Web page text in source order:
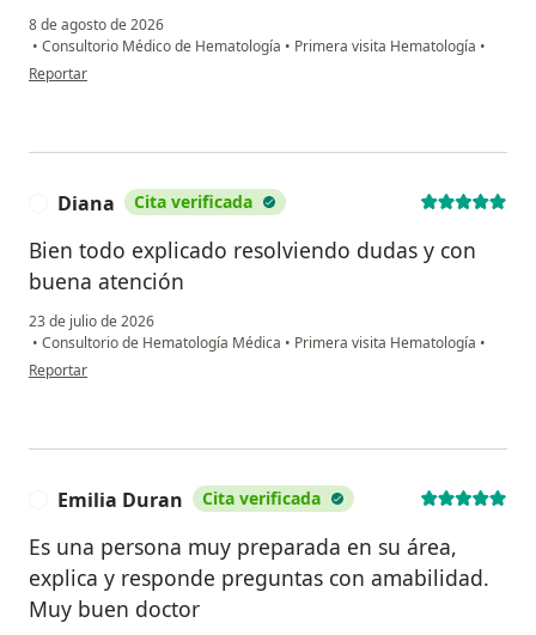
8 de agosto de 2026
• Consultorio Médico de Hematología • Primera visita Hematología •
en opinión del usuario Irais
Reportar
Diana Cita verificada
Bien todo explicado resolviendo dudas y con
buena atención
23 de julio de 2026
• Consultorio de Hematología Médica • Primera visita Hematología •
en opinión del usuario Diana
Reportar
Emilia Duran Cita verificada
Es una persona muy preparada en su área,
explica y responde preguntas con amabilidad.
Muy buen doctor